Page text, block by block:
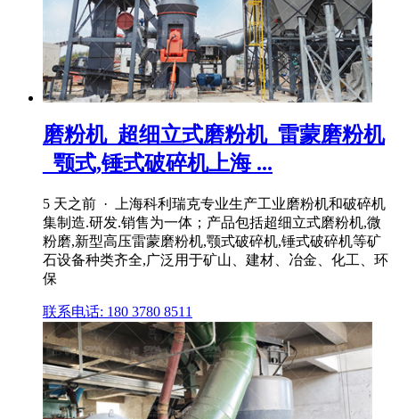
磨粉机_超细立式磨粉机_雷蒙磨粉机
_颚式,锤式破碎机上海 ...
5 天之前 · 上海科利瑞克专业生产工业磨粉机和破碎机
集制造.研发.销售为一体；产品包括超细立式磨粉机,微
粉磨,新型高压雷蒙磨粉机,颚式破碎机,锤式破碎机等矿
石设备种类齐全,广泛用于矿山、建材、冶金、化工、环
保
联系电话: 180 3780 8511